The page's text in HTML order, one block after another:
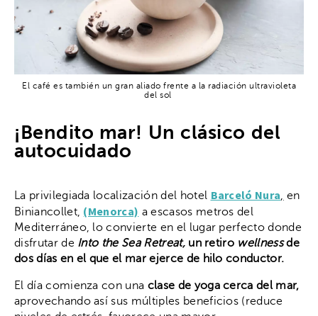
El café es también un gran aliado frente a la radiación ultravioleta
del sol
¡Bendito mar! Un clásico del
autocuidado
La privilegiada localización del hotel Barceló Nura, en
Biniancollet, (Menorca) a escasos metros del
Mediterráneo, lo convierte en el lugar perfecto donde
disfrutar de Into the Sea Retreat, un retiro wellnessde
dos días en el que el mar ejerce de hilo conductor.
El día comienza con una clase de yoga cerca del mar,
aprovechando así sus múltiples beneficios (reduce